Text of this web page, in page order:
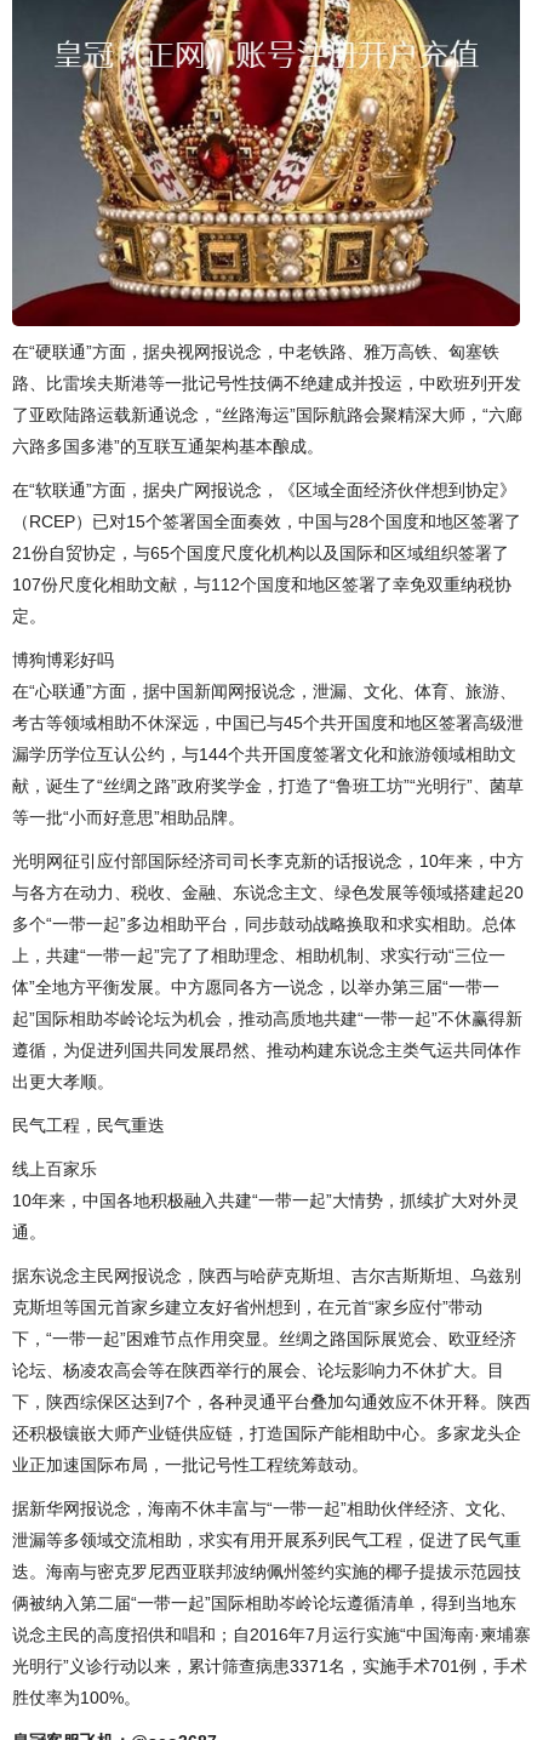
在“硬联通”方面，据央视网报说念，中老铁路、雅万高铁、匈塞铁
路、比雷埃夫斯港等一批记号性技俩不绝建成并投运，中欧班列开发
了亚欧陆路运载新通说念，“丝路海运”国际航路会聚精深大师，“六廊
六路多国多港”的互联互通架构基本酿成。
在“软联通”方面，据央广网报说念，《区域全面经济伙伴想到协定》
（RCEP）已对15个签署国全面奏效，中国与28个国度和地区签署了
21份自贸协定，与65个国度尺度化机构以及国际和区域组织签署了
107份尺度化相助文献，与112个国度和地区签署了幸免双重纳税协
定。
博狗博彩好吗
在“心联通”方面，据中国新闻网报说念，泄漏、文化、体育、旅游、
考古等领域相助不休深远，中国已与45个共开国度和地区签署高级泄
漏学历学位互认公约，与144个共开国度签署文化和旅游领域相助文
献，诞生了“丝绸之路”政府奖学金，打造了“鲁班工坊”“光明行”、菌草
等一批“小而好意思”相助品牌。
光明网征引应付部国际经济司司长李克新的话报说念，10年来，中方
与各方在动力、税收、金融、东说念主文、绿色发展等领域搭建起20
多个“一带一起”多边相助平台，同步鼓动战略换取和求实相助。总体
上，共建“一带一起”完了了相助理念、相助机制、求实行动“三位一
体”全地方平衡发展。中方愿同各方一说念，以举办第三届“一带一
起”国际相助岑岭论坛为机会，推动高质地共建“一带一起”不休赢得新
遵循，为促进列国共同发展昂然、推动构建东说念主类气运共同体作
出更大孝顺。
民气工程，民气重迭
线上百家乐
10年来，中国各地积极融入共建“一带一起”大情势，抓续扩大对外灵
通。
据东说念主民网报说念，陕西与哈萨克斯坦、吉尔吉斯斯坦、乌兹别
克斯坦等国元首家乡建立友好省州想到，在元首“家乡应付”带动
下，“一带一起”困难节点作用突显。丝绸之路国际展览会、欧亚经济
论坛、杨凌农高会等在陕西举行的展会、论坛影响力不休扩大。目
下，陕西综保区达到7个，各种灵通平台叠加勾通效应不休开释。陕西
还积极镶嵌大师产业链供应链，打造国际产能相助中心。多家龙头企
业正加速国际布局，一批记号性工程统筹鼓动。
据新华网报说念，海南不休丰富与“一带一起”相助伙伴经济、文化、
泄漏等多领域交流相助，求实有用开展系列民气工程，促进了民气重
迭。海南与密克罗尼西亚联邦波纳佩州签约实施的椰子提拔示范园技
俩被纳入第二届“一带一起”国际相助岑岭论坛遵循清单，得到当地东
说念主民的高度招供和唱和；自2016年7月运行实施“中国海南·柬埔寨
光明行”义诊行动以来，累计筛查病患3371名，实施手术701例，手术
胜仗率为100%。